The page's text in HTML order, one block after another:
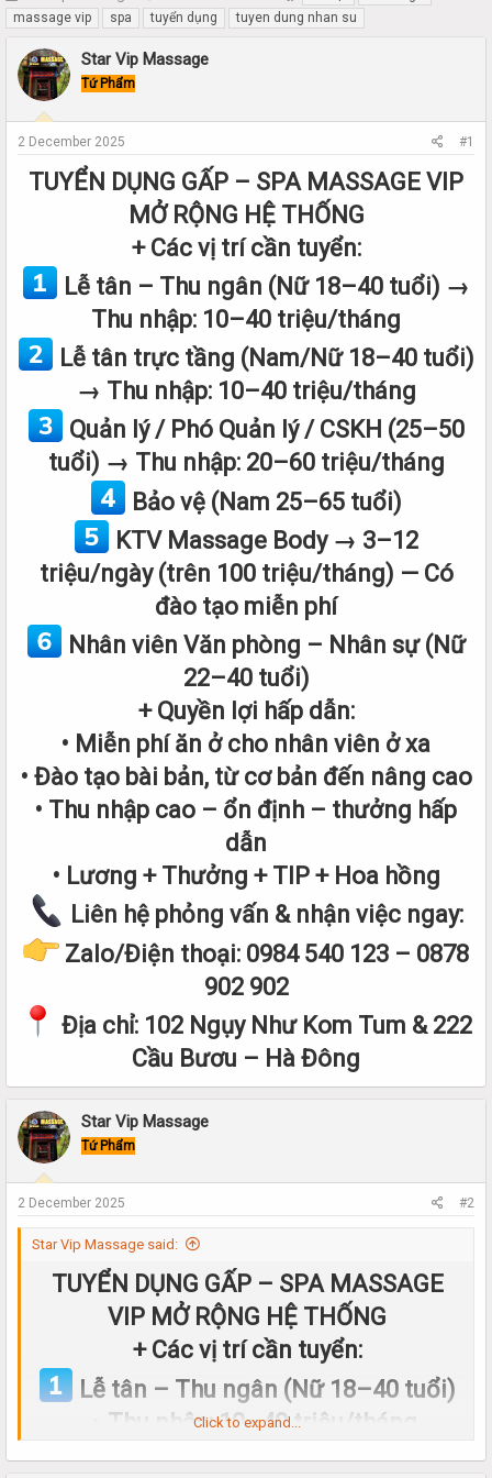
h
r
e
a
d
a
t
a
r
massage vip
spa tuyển dụng tuyen dung nhan su
Star Vip Massage
Tứ Phẩm
2 December 2025 #1
TUYỂN DỤNG GẤP – SPA MASSAGE VIP
MỞ RỘNG HỆ THỐNG
+ Các vị trí cần tuyển:
Lễ tân – Thu ngân (Nữ 18–40 tuổi) →
Thu nhập: 10–40 triệu/tháng
Lễ tân trực tầng (Nam/Nữ 18–40 tuổi)
→ Thu nhập: 10–40 triệu/tháng
Quản lý / Phó Quản lý / CSKH (25–50
tuổi) → Thu nhập: 20–60 triệu/tháng
Bảo vệ (Nam 25–65 tuổi)
KTV Massage Body → 3–12
triệu/ngày (trên 100 triệu/tháng) — Có
đào tạo miễn phí
Nhân viên Văn phòng – Nhân sự (Nữ
22–40 tuổi)
+ Quyền lợi hấp dẫn:
• Miễn phí ăn ở cho nhân viên ở xa
• Đào tạo bài bản, từ cơ bản đến nâng cao
• Thu nhập cao – ổn định – thưởng hấp
dẫn
• Lương + Thưởng + TIP + Hoa hồng
Liên hệ phỏng vấn & nhận việc ngay:
Zalo/Điện thoại: 0984 540 123 – 0878
902 902
Địa chỉ: 102 Ngụy Như Kom Tum & 222
Cầu Bươu – Hà Đông
Star Vip Massage
Tứ Phẩm
2 December 2025 #2
Star Vip Massage said:
TUYỂN DỤNG GẤP – SPA MASSAGE
VIP MỞ RỘNG HỆ THỐNG
+ Các vị trí cần tuyển:
Lễ tân – Thu ngân (Nữ 18–40 tuổi)
→ Thu nhập: 10–40 triệu/tháng
Lễ tân trực tầng (Nam/Nữ 18–40
Click to expand...